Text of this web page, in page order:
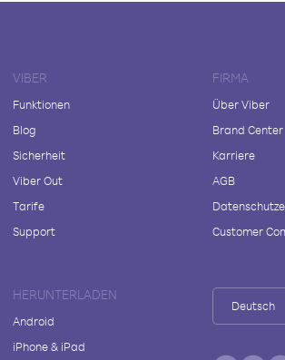
VIBER
Funktionen
Blog
Sicherheit
Viber Out
Tarife
Support
FIRMA
Über Viber
Brand Center
Karriere
AGB
Customer
HERUNTERLADEN
Android
iPhone & iPad
Deutsch